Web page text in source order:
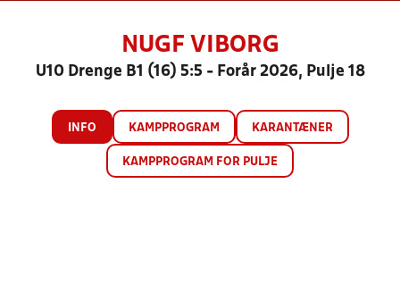
NUGF VIBORG
U10 Drenge B1 (16) 5:5 - Forår 2026, Pulje 18
INFO KAMPPROGRAM KARANTÆNER
KAMPPROGRAM FOR PULJE